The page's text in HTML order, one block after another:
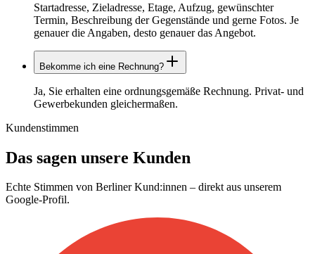
Startadresse, Zieladresse, Etage, Aufzug, gewünschter
Termin, Beschreibung der Gegenstände und gerne Fotos. Je
genauer die Angaben, desto genauer das Angebot.
Bekomme ich eine Rechnung?
Ja, Sie erhalten eine ordnungsgemäße Rechnung. Privat- und
Gewerbekunden gleichermaßen.
Kundenstimmen
Das sagen unsere Kunden
Echte Stimmen von Berliner Kund:innen – direkt aus unserem
Google-Profil.